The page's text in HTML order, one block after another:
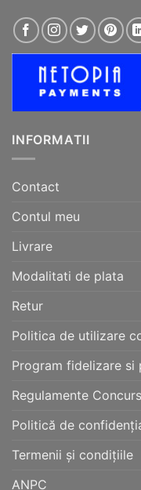
INFORMATII
Contact
Contul meu
Livrare
Modalitati de plata
Retur
Politica de utilizare
Program fidelizare si
Regulamente
Politică de
Termenii și condițiile
ANPC